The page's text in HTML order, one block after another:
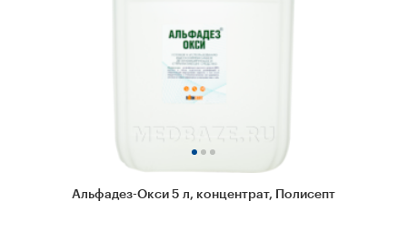
Альфадез-Окси 5 л, концентрат, Полисепт